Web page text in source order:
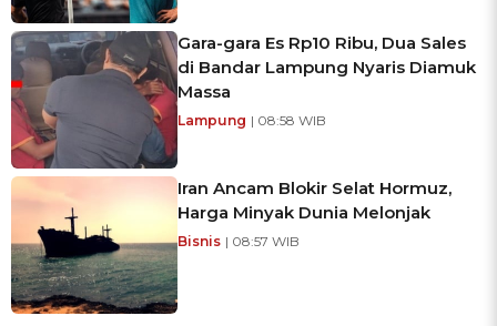
Gara-gara Es Rp10 Ribu, Dua Sales
di Bandar Lampung Nyaris Diamuk
Massa
Lampung | 08:58 WIB
Iran Ancam Blokir Selat Hormuz,
Harga Minyak Dunia Melonjak
Bisnis | 08:57 WIB